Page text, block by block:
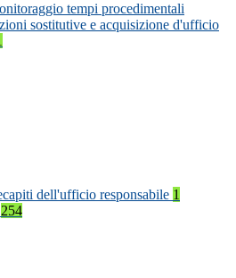
tempi procedimentali
sostitutive e acquisizione d'ufficio
dell'ufficio responsabile 1
254